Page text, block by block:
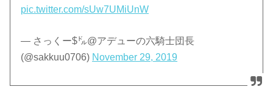
pic.twitter.com/sUw7UMiUnW
— さっくー$㌦@アデューの六騎士団長
(@sakkuu0706) November 29, 2019